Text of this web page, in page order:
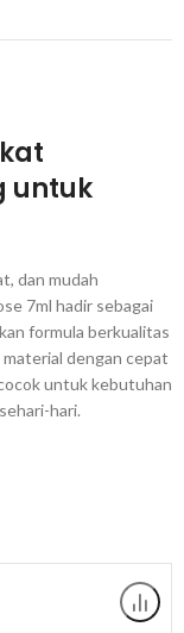
untuk
dan mudah
7ml hadir sebagai
formula berkualitas
dengan cepat
untuk kebutuhan
hari.
aplikator
perekat yang
Tidak hanya